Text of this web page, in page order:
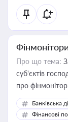
Про що тема:
суб'єктів
про
Банківська
Фінансові